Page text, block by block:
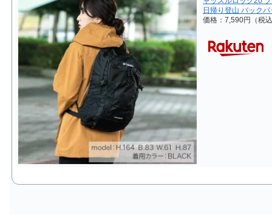
日帰り登山 バック
価格：7,590円（税